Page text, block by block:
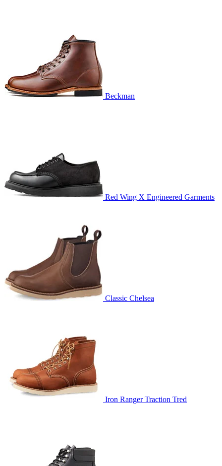
Beckman
Red Wing X Engineered Garments
Classic Chelsea
Iron Ranger Traction Tred